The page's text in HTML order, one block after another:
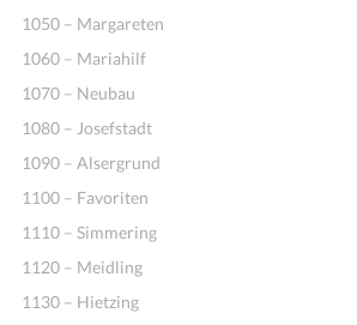
1050 – Margareten
1060 – Mariahilf
1070 – Neubau
1080 – Josefstadt
1090 – Alsergrund
1100 – Favoriten
1110 – Simmering
1120 – Meidling
1130 – Hietzing